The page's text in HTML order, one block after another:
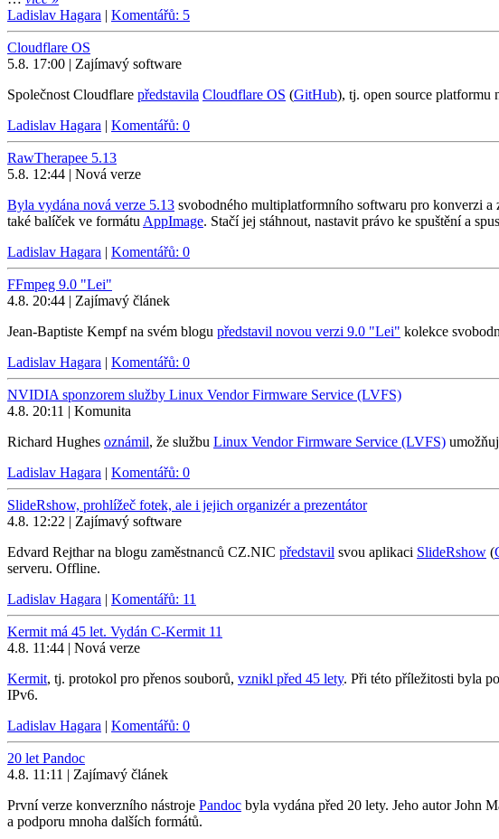
Ladislav Hagara | Komentářů: 5
Cloudflare OS
5.8. 17:00 | Zajímavý software
Společnost Cloudflare představila Cloudflare OS (GitHub), tj. open source platformu
Ladislav Hagara | Komentářů: 0
RawTherapee 5.13
5.8. 12:44 | Nová verze
Byla vydána nová verze 5.13 svobodného multiplatformního softwaru pro konverzi
také balíček ve formátu AppImage. Stačí jej stáhnout, nastavit právo ke spuštění a
Ladislav Hagara | Komentářů: 0
FFmpeg 9.0 "Lei"
4.8. 20:44 | Zajímavý článek
Jean-Baptiste Kempf na svém blogu představil novou verzi 9.0 "Lei" kolekce
Ladislav Hagara | Komentářů: 0
NVIDIA sponzorem služby Linux Vendor Firmware Service (LVFS)
4.8. 20:11 | Komunita
Richard Hughes oznámil, že službu Linux Vendor Firmware Service (LVFS)
Ladislav Hagara | Komentářů: 0
SlideRshow, prohlížeč fotek, ale i jejich organizér a prezentátor
4.8. 12:22 | Zajímavý software
Edvard Rejthar na blogu zaměstnanců CZ.NIC představil svou aplikaci SlideRshow (
serveru. Offline.
Ladislav Hagara | Komentářů: 11
Kermit má 45 let. Vydán C-Kermit 11
4.8. 11:44 | Nová verze
Kermit, tj. protokol pro přenos souborů, vznikl před 45 lety. Při této příležitosti byla
IPv6.
Ladislav Hagara | Komentářů: 0
20 let Pandoc
4.8. 11:11 | Zajímavý článek
První verze konverzního nástroje Pandoc byla vydána před 20 lety. Jeho autor John
a podporu mnoha dalších formátů.